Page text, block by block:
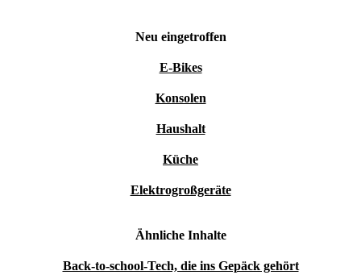
Neu eingetroffen
E-Bikes
Konsolen
Haushalt
Küche
Elektrogroßgeräte
Ähnliche Inhalte
Back-to-school-Tech, die ins Gepäck gehört